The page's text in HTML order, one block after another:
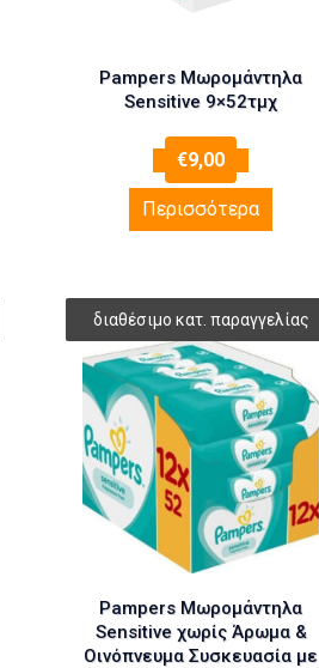
Pampers Μωρομάντηλα
Sensitive 9×52τμχ
€9,00
Περισσότερα
Pampers Μωρομάντηλα
Sensitive χωρίς Άρωμα &
Οινόπνευμα Συσκευασία με